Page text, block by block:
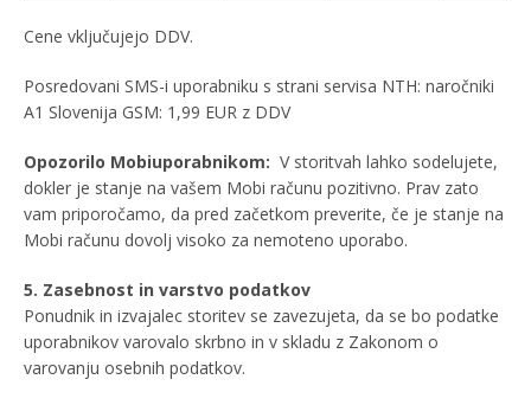
Cene vključujejo DDV.
Posredovani SMS-i uporabniku s strani servisa NTH: naročniki
A1 Slovenija GSM: 1,99 EUR z DDV
Opozorilo Mobiuporabnikom: V storitvah lahko sodelujete,
dokler je stanje na vašem Mobi računu pozitivno. Prav zato
vam priporočamo, da pred začetkom preverite, če je stanje na
Mobi računu dovolj visoko za nemoteno uporabo.
5. Zasebnost in varstvo podatkov
Ponudnik in izvajalec storitev se zavezujeta, da se bo podatke
uporabnikov varovalo skrbno in v skladu z Zakonom o
varovanju osebnih podatkov.